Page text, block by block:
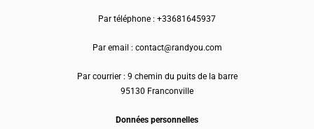
Par téléphone : +33681645937
Par email : contact@randyou.com
Par courrier : 9 chemin du puits de la barre
95130 Franconville
Données personnelles